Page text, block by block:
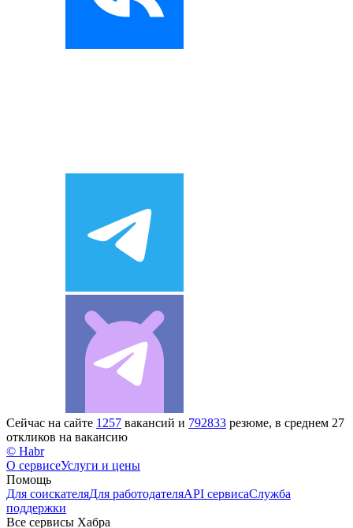
Сейчас на сайте 1257 вакансий и 792833 резюме, в среднем 27
откликов на вакансию
© Habr
О сервисеУслуги и цены
Помощь
Для соискателяДля работодателяAPI сервисаСлужба
поддержки
Все сервисы Хабра